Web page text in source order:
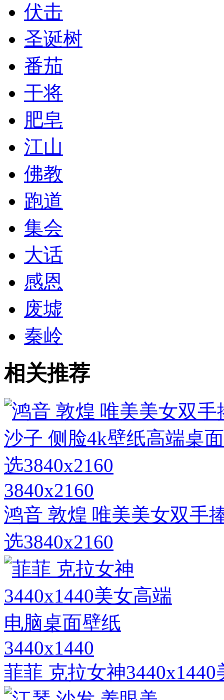
伏击
圣诞树
番茄
干将
肥皂
江山
佛教
跑道
集会
大话
感恩
废墟
秦岭
相关推荐
3840x2160
鸿音 敦煌 唯美美女双手
选3840x2160
3440x1440
菲菲 克拉女神